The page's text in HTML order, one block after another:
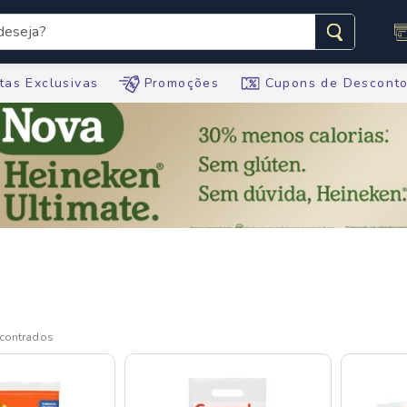
Exclusivas Promoções Cupons de Desconto
buscados